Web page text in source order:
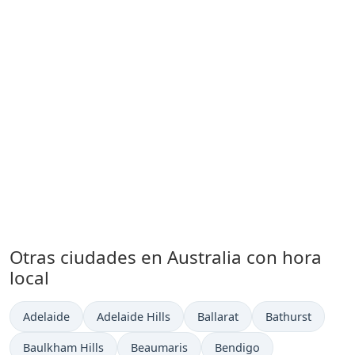
Otras ciudades en Australia con hora
local
Hora actual en
Adelaide Hora actual en
Adelaide Hills Hora actual en
Ballarat Hora actual en
Bathurst
Hora actual en
Baulkham Hills Hora actual en
Beaumaris Hora actual en
Bendigo